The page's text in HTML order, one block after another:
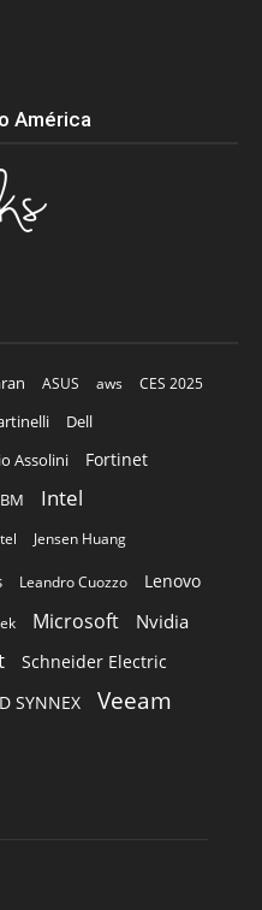
América
ASUS aws
CES 2025
Dell
Assolini Fortinet
Intel
Jensen Huang
Leandro Cuozzo Lenovo
Microsoft Nvidia
Schneider Electric
SYNNEX Veeam